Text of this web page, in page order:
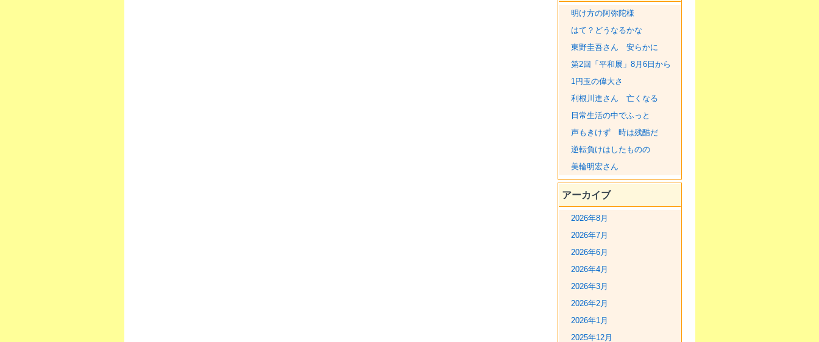
明け方の阿弥陀様
はて？どうなるかな
東野圭吾さん 安らかに
第2回「平和展」8月6日から
1円玉の偉大さ
利根川進さん 亡くなる
日常生活の中でふっと
声もきけず 時は残酷だ
逆転負けはしたものの
美輪明宏さん
アーカイブ
2026年8月
2026年7月
2026年6月
2026年4月
2026年3月
2026年2月
2026年1月
2025年12月